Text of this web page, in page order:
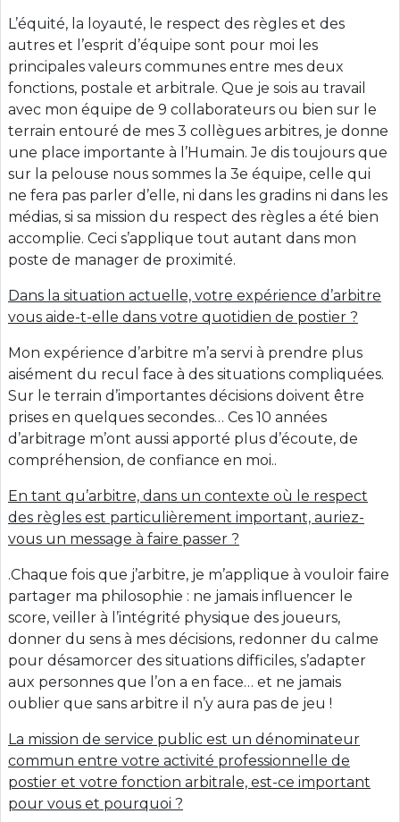
L’équité, la loyauté, le respect des règles et des
autres et l’esprit d’équipe sont pour moi les
principales valeurs communes entre mes deux
fonctions, postale et arbitrale. Que je sois au travail
avec mon équipe de 9 collaborateurs ou bien sur le
terrain entouré de mes 3 collègues arbitres, je donne
une place importante à l’Humain. Je dis toujours que
sur la pelouse nous sommes la 3e équipe, celle qui
ne fera pas parler d’elle, ni dans les gradins ni dans les
médias, si sa mission du respect des règles a été bien
accomplie. Ceci s’applique tout autant dans mon
poste de manager de proximité.
Dans la situation actuelle, votre expérience d’arbitre
vous aide-t-elle dans votre quotidien de postier ?
Mon expérience d’arbitre m’a servi à prendre plus
aisément du recul face à des situations compliquées.
Sur le terrain d’importantes décisions doivent être
prises en quelques secondes… Ces 10 années
d’arbitrage m’ont aussi apporté plus d’écoute, de
compréhension, de confiance en moi..
En tant qu’arbitre, dans un contexte où le respect
des règles est particulièrement important, auriez-
vous un message à faire passer ?
.Chaque fois que j’arbitre, je m’applique à vouloir faire
partager ma philosophie : ne jamais influencer le
score, veiller à l’intégrité physique des joueurs,
donner du sens à mes décisions, redonner du calme
pour désamorcer des situations difficiles, s’adapter
aux personnes que l’on a en face… et ne jamais
oublier que sans arbitre il n’y aura pas de jeu !
La mission de service public est un dénominateur
commun entre votre activité professionnelle de
postier et votre fonction arbitrale, est-ce important
pour vous et pourquoi ?